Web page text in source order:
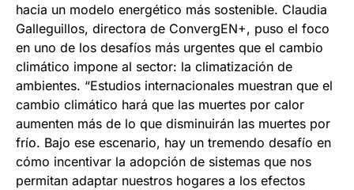
hacia un modelo energético más sostenible. Claudia
Galleguillos, directora de ConvergEN+, puso el foco
en uno de los desafíos más urgentes que el cambio
climático impone al sector: la climatización de
ambientes. “Estudios internacionales muestran que el
cambio climático hará que las muertes por calor
aumenten más de lo que disminuirán las muertes por
frío. Bajo ese escenario, hay un tremendo desafío en
cómo incentivar la adopción de sistemas que nos
permitan adaptar nuestros hogares a los efectos